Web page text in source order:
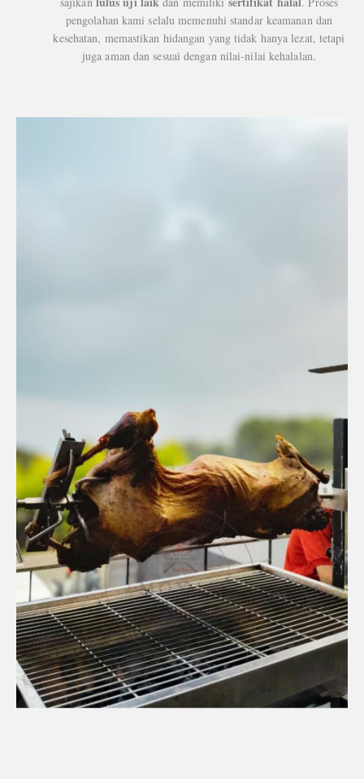
pengolahan kami selalu memenuhi standar keamanan dan
kesehatan, memastikan hidangan yang tidak hanya lezat, tetapi
juga aman dan sesuai dengan nilai-nilai kehalalan.